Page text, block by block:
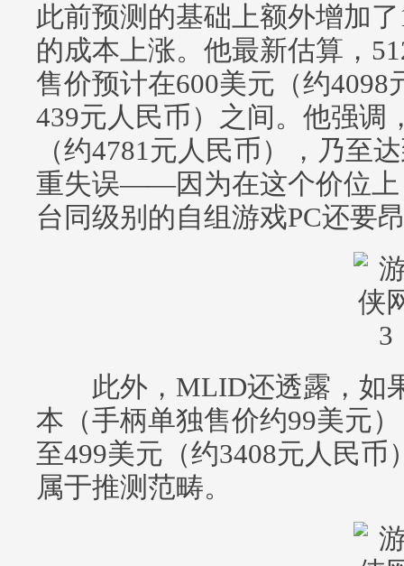
此前预测的基础上额外增加
的成本上涨。他最新估算，
售价预计在600美元（约
439元人民币）之间。他强调
（约4781元人民币），乃至
重失误——因为在这个价位上
台同级别的自组游戏PC还要
此外，MLID还透露，如果
本（手柄单独售价约99美元
至499美元（约3408元人民
属于推测范畴。